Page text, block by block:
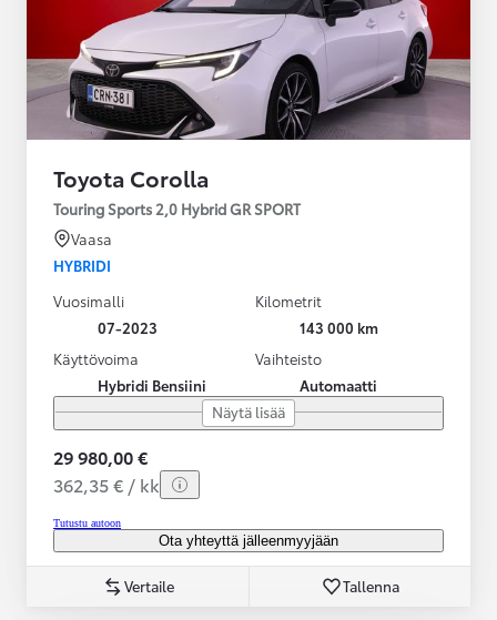
Toyota Corolla
Touring Sports 2,0 Hybrid GR SPORT
Vaasa
HYBRIDI
Vuosimalli
07-2023
Kilometrit
143 000 km
Käyttövoima
Hybridi Bensiini
Vaihteisto
Automaatti
Näytä lisää
29 980,00 €
362,35 € / kk
Tutustu autoon
Ota yhteyttä jälleenmyyjään
Vertaile Tallenna